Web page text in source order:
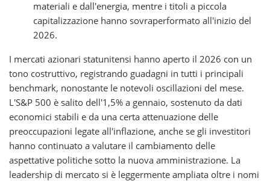
materiali e dall'energia, mentre i titoli a piccola
capitalizzazione hanno sovraperformato all'inizio del
2026.
I mercati azionari statunitensi hanno aperto il 2026 con un
tono costruttivo, registrando guadagni in tutti i principali
benchmark, nonostante le notevoli oscillazioni del mese.
L'S&P 500 è salito dell'1,5% a gennaio, sostenuto da dati
economici stabili e da una certa attenuazione delle
preoccupazioni legate all'inflazione, anche se gli investitori
hanno continuato a valutare il cambiamento delle
aspettative politiche sotto la nuova amministrazione. La
leadership di mercato si è leggermente ampliata oltre i nomi